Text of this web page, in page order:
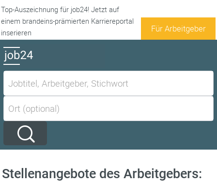
Top-Auszeichnung für job24! Jetzt auf
einem brandeins-prämierten Karriereportal
inserieren
Für Arbeitgeber
Stellenangebote des Arbeitgebers: